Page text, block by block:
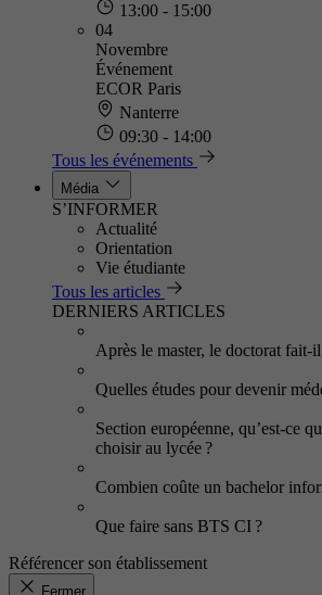
13:00 - 15:00
04
Novembre
Événement
ECOR Paris
Nanterre
09:30 - 14:00
Tous les événements
Média
S’INFORMER
Actualité
Orientation
Vie étudiante
Tous les articles
DERNIERS ARTICLES
Après le master, le doctorat fait-
Quelles études pour devenir
Section européenne, qu’est-ce
choisir au lycée ?
Combien coûte un bachelor
Que faire sans BTS CI ?
Référencer son établissement
Fermer